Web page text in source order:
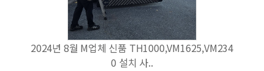
2024년 8월 M업체 신품 TH1000,VM1625,VM234
0 설치 사..